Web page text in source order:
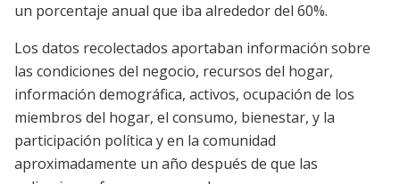
un porcentaje anual que iba alrededor del 60%.
Los datos recolectados aportaban información sobre
las condiciones del negocio, recursos del hogar,
información demográfica, activos, ocupación de los
miembros del hogar, el consumo, bienestar, y la
participación política y en la comunidad
aproximadamente un año después de que las